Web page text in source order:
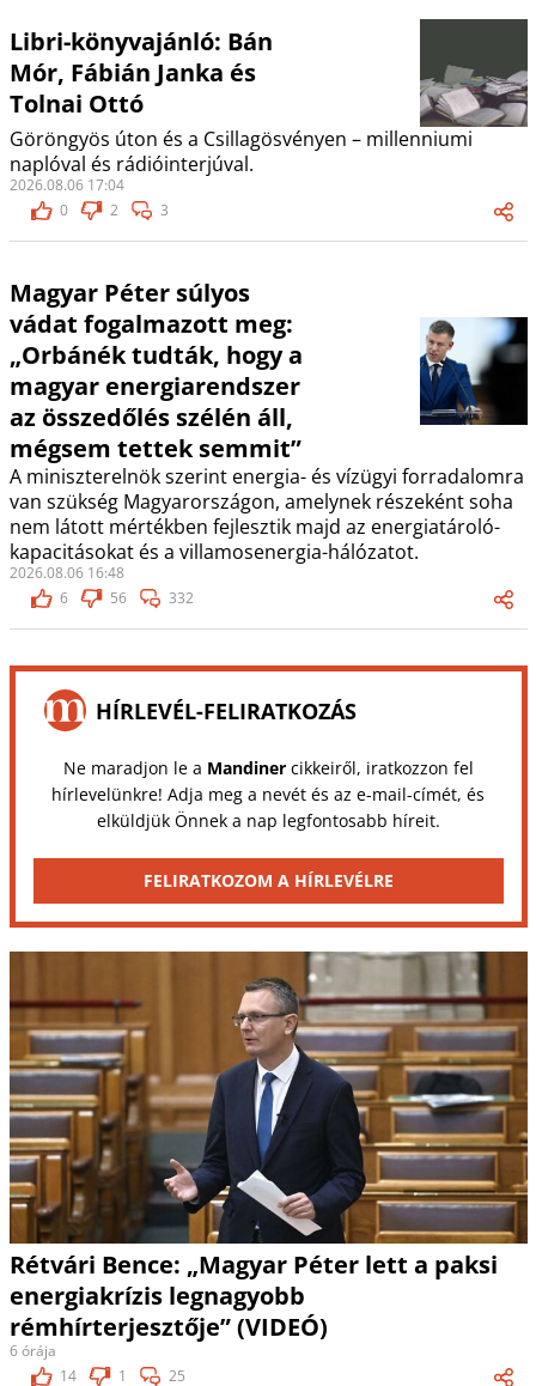
Libri-könyvajánló: Bán
Mór, Fábián Janka és
Tolnai Ottó
Göröngyös úton és a Csillagösvényen – millenniumi
naplóval és rádióinterjúval.
2026.08.06 17:04
0
2 3
Magyar Péter súlyos
vádat fogalmazott meg:
„Orbánék tudták, hogy a
magyar energiarendszer
az összedőlés szélén áll,
mégsem tettek semmit”
A miniszterelnök szerint energia- és vízügyi forradalomra
van szükség Magyarországon, amelynek részeként soha
nem látott mértékben fejlesztik majd az energiatároló-
kapacitásokat és a villamosenergia-hálózatot.
2026.08.06 16:48
6
56 332
HÍRLEVÉL-FELIRATKOZÁS
Ne maradjon le a Mandinercikkeiről, iratkozzon fel
hírlevelünkre! Adja meg a nevét és az e-mail-címét, és
elküldjük Önnek a nap legfontosabb híreit.
FELIRATKOZOM A HÍRLEVÉLRE
Rétvári Bence: „Magyar Péter lett a paksi
energiakrízis legnagyobb
rémhírterjesztője” (VIDEÓ)
6 órája
14
1 25